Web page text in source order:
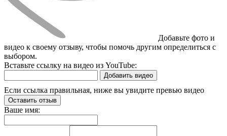
Добавьте фото и
видео к своему отзыву, чтобы помочь другим определиться с
выбором.
Вставьте ссылку на видео из YouTube:
Добавить видео
Если ссылка правильная, ниже вы увидите превью видео
Оставить отзыв
Ваше имя: